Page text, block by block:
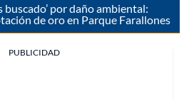
buscado’ por daño ambiental:
de oro en Parque Farallones
PUBLICIDAD